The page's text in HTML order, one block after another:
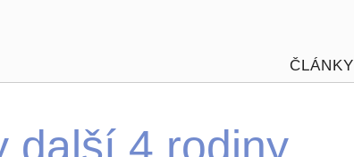
ČLÁNKY
další 4 rodiny